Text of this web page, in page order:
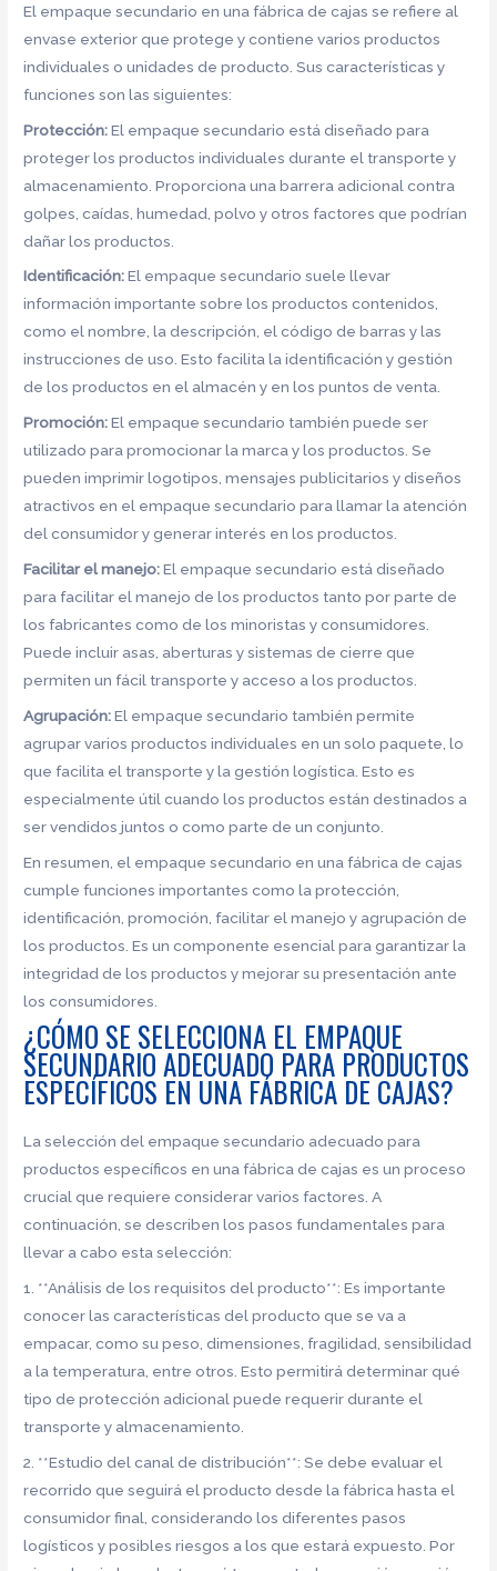
El empaque secundario en una fábrica de cajas se refiere al
envase exterior que protege y contiene varios productos
individuales o unidades de producto. Sus características y
funciones son las siguientes:
Protección:El empaque secundario está diseñado para
proteger los productos individuales durante el transporte y
almacenamiento. Proporciona una barrera adicional contra
golpes, caídas, humedad, polvo y otros factores que podrían
dañar los productos.
Identificación:El empaque secundario suele llevar
información importante sobre los productos contenidos,
como el nombre, la descripción, el código de barras y las
instrucciones de uso. Esto facilita la identificación y gestión
de los productos en el almacén y en los puntos de venta.
Promoción:El empaque secundario también puede ser
utilizado para promocionar la marca y los productos. Se
pueden imprimir logotipos, mensajes publicitarios y diseños
atractivos en el empaque secundario para llamar la atención
del consumidor y generar interés en los productos.
Facilitar el manejo:El empaque secundario está diseñado
para facilitar el manejo de los productos tanto por parte de
los fabricantes como de los minoristas y consumidores.
Puede incluir asas, aberturas y sistemas de cierre que
permiten un fácil transporte y acceso a los productos.
Agrupación:El empaque secundario también permite
agrupar varios productos individuales en un solo paquete, lo
que facilita el transporte y la gestión logística. Esto es
especialmente útil cuando los productos están destinados a
ser vendidos juntos o como parte de un conjunto.
En resumen, el empaque secundario en una fábrica de cajas
cumple funciones importantes como la protección,
identificación, promoción, facilitar el manejo y agrupación de
los productos. Es un componente esencial para garantizar la
integridad de los productos y mejorar su presentación ante
los consumidores.
¿CÓMO SE SELECCIONA EL EMPAQUE
SECUNDARIO ADECUADO PARA PRODUCTOS
ESPECÍFICOS EN UNA FÁBRICA DE CAJAS?
La selección del empaque secundario adecuado para
productos específicos en una fábrica de cajas es un proceso
crucial que requiere considerar varios factores. A
continuación, se describen los pasos fundamentales para
llevar a cabo esta selección:
1. **Análisis de los requisitos del producto**: Es importante
conocer las características del producto que se va a
empacar, como su peso, dimensiones, fragilidad, sensibilidad
a la temperatura, entre otros. Esto permitirá determinar qué
tipo de protección adicional puede requerir durante el
transporte y almacenamiento.
2. **Estudio del canal de distribución**: Se debe evaluar el
recorrido que seguirá el producto desde la fábrica hasta el
consumidor final, considerando los diferentes pasos
logísticos y posibles riesgos a los que estará expuesto. Por